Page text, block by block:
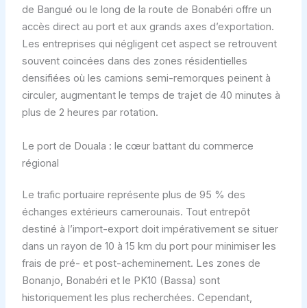
de Bangué ou le long de la route de Bonabéri offre un
accès direct au port et aux grands axes d’exportation.
Les entreprises qui négligent cet aspect se retrouvent
souvent coincées dans des zones résidentielles
densifiées où les camions semi-remorques peinent à
circuler, augmentant le temps de trajet de 40 minutes à
plus de 2 heures par rotation.
Le port de Douala : le cœur battant du commerce
régional
Le trafic portuaire représente plus de 95 % des
échanges extérieurs camerounais. Tout entrepôt
destiné à l’import-export doit impérativement se situer
dans un rayon de 10 à 15 km du port pour minimiser les
frais de pré- et post-acheminement. Les zones de
Bonanjo, Bonabéri et le PK10 (Bassa) sont
historiquement les plus recherchées. Cependant,